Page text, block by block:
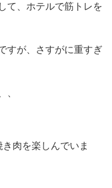
て、ホテルで筋トレを
すが、さすがに重すぎ
、
肉を楽しんでいま